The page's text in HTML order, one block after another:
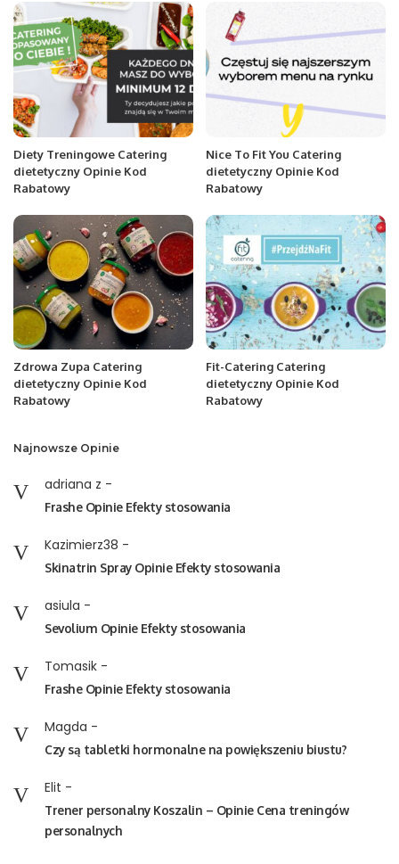
Diety Treningowe Catering
dietetyczny Opinie Kod
Rabatowy
Nice To Fit You Catering
dietetyczny Opinie Kod
Rabatowy
Zdrowa Zupa Catering
dietetyczny Opinie Kod
Rabatowy
Fit-Catering Catering
dietetyczny Opinie Kod
Rabatowy
Najnowsze Opinie
adriana z -
Frashe Opinie Efekty stosowania
Kazimierz38 -
Skinatrin Spray Opinie Efekty stosowania
asiula -
Sevolium Opinie Efekty stosowania
Tomasik -
Frashe Opinie Efekty stosowania
Magda -
Czy są tabletki hormonalne na powiększeniu biustu?
Elit -
Trener personalny Koszalin – Opinie Cena treningów
personalnych